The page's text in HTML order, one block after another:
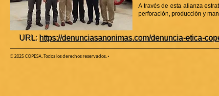
A través de esta alianza
perforación, producción y
URL: https://denunciasanonimas.com/denuncia-etica-
© 2025 COPESA. Todos los derechos reservados.•